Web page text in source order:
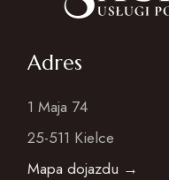
Adres
1 Maja 74
25-511 Kielce
Mapa dojazdu →